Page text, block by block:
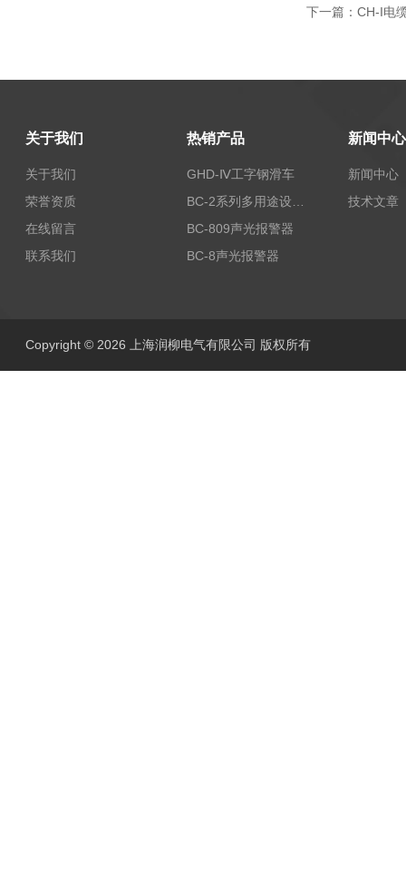
下一篇： CH-I电
关于我们
关于我们
荣誉资质
在线留言
联系我们
热销产品
GHD-Ⅳ工字钢滑车
BC-809声光报警器
BC-8声光报警器
新闻中心
新闻中心
技术文章
Copyright © 2026 上海润柳电气有限公司 版权所有